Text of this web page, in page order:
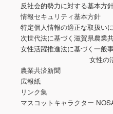
反社会的勢力に対する基本方
情報セキュリティ基本方針
特定個人情報の適正な取扱い
次世代法に基づく滋賀県農
女性活躍推進法に基づく一般
女性の
農業共済新聞
広報紙
リンク集
マスコットキャラクター